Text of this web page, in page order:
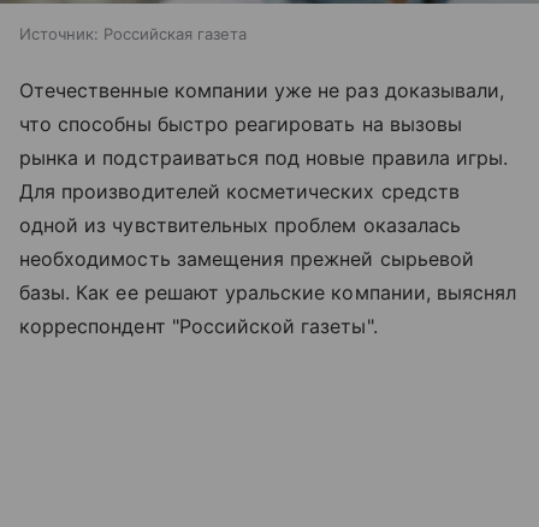
Источник: Российская газета
Отечественные компании уже не раз доказывали,
что способны быстро реагировать на вызовы
рынка и подстраиваться под новые правила игры.
Для производителей косметических средств
одной из чувствительных проблем оказалась
необходимость замещения прежней сырьевой
базы. Как ее решают уральские компании, выяснял
корреспондент "Российской газеты".